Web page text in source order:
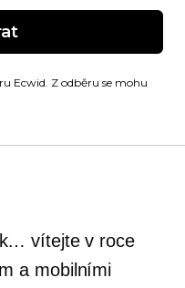
Ecwid. Z odběru se mohu
vítejte v roce
a mobilními